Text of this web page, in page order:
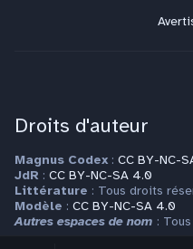
Droits d'auteur
Magnus Codex : CC BY-NC-
JdR : CC BY-NC-SA 4.0
Littérature : Tous droits
Modèle : CC BY-NC-SA 4.0
Autres espaces de nom :